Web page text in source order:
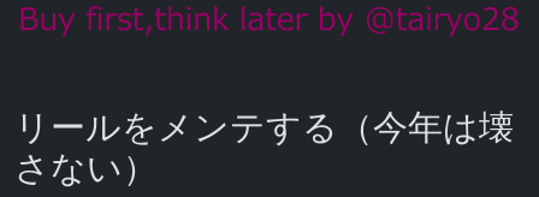
リールをメンテする（今年は壊
さない）